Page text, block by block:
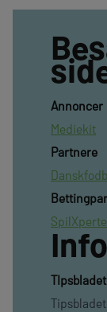
Annoncer
Mediekit
Partnere
Tipsbladet